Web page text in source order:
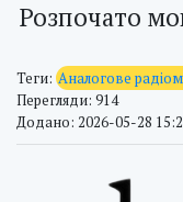
Розпочато
Теги: Аналогове
Перегляди: 914
Додано: 2026-05-28